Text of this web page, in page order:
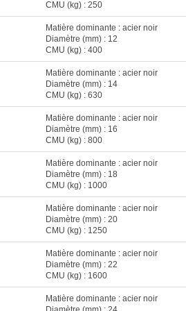
CMU (kg) : 250
Matière dominante : acier noir
Diamètre (mm) : 12
CMU (kg) : 400
Matière dominante : acier noir
Diamètre (mm) : 14
CMU (kg) : 630
Matière dominante : acier noir
Diamètre (mm) : 16
CMU (kg) : 800
Matière dominante : acier noir
Diamètre (mm) : 18
CMU (kg) : 1000
Matière dominante : acier noir
Diamètre (mm) : 20
CMU (kg) : 1250
Matière dominante : acier noir
Diamètre (mm) : 22
CMU (kg) : 1600
Matière dominante : acier noir